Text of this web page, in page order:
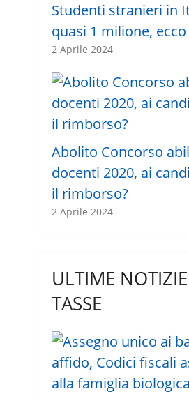
Studenti stranieri in
quasi 1 milione,
2 Aprile 2024
Abolito Concorso
docenti 2020, ai
il rimborso?
2 Aprile 2024
ULTIME
TASSE